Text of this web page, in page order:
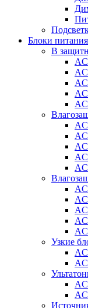
Блоки
В
Узкие